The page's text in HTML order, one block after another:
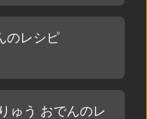
のレシピ
ゅう おでんのレ